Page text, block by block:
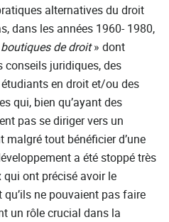
alternatives du droit
dans les années 1960- 1980,
boutiques de droit» dont
conseils juridiques, des
en droit et/ou des
qui, bien qu’ayant des
pas se diriger vers un
malgré tout bénéficier d’une
a été stoppé très
ont précisé avoir le
ne pouvaient pas faire
un rôle crucial dans la